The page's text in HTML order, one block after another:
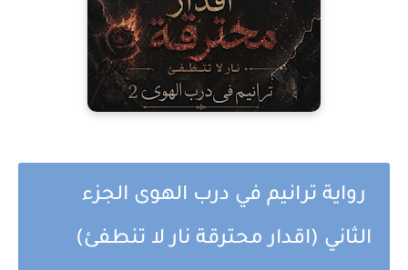
رواية ترانيم في درب الهوى الجزء
الثاني (اقدار محترقة نار لا تنطفئ)